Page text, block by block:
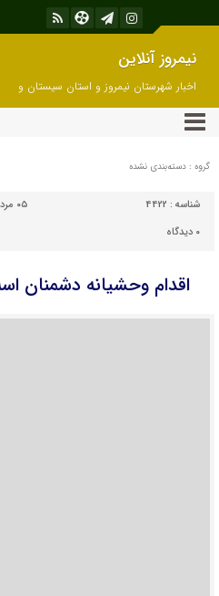
نیمروز آنلاین
اخبار شهرستان نیمروز و استان سیستان و
بلوچستان
گروه : دسته‌بندی نشده
شناسه : 4422
۰۵ مرداد ۱۴۰۴ - ۱۱:۲۵
۰ دیدگاه
اقدام وحشیانه دشمنان